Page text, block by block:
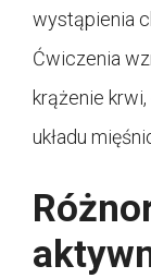
wystąpienia
Ćwiczenia
krążenie
układu